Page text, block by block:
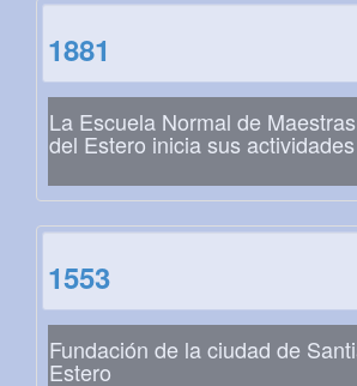
1881
La Escuela Normal de
del Estero inicia sus actividades
1553
Fundación de la ciudad de
Estero